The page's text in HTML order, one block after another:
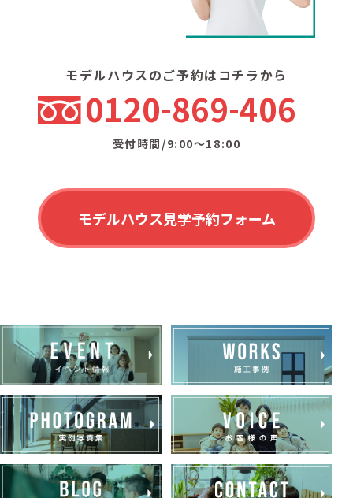
モデルハウスのご予約はコチラから
0120 869 406
受付時間/9:00〜18:00
モデルハウス見学予約フォーム